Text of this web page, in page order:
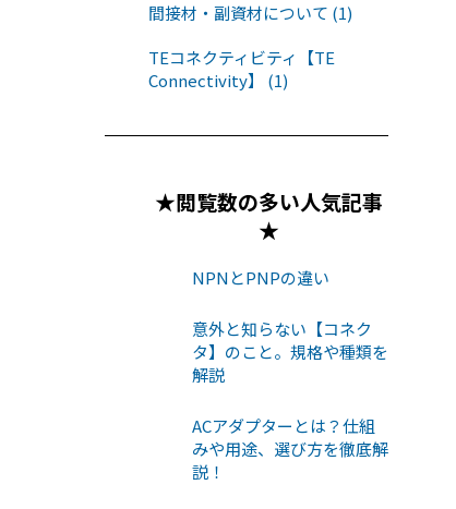
間接材・副資材について (1)
TEコネクティビティ【TE
Connectivity】 (1)
★閲覧数の多い人気記事
★
NPNとPNPの違い
意外と知らない【コネク
タ】のこと。規格や種類を
解説
ACアダプターとは？仕組
みや用途、選び方を徹底解
説！